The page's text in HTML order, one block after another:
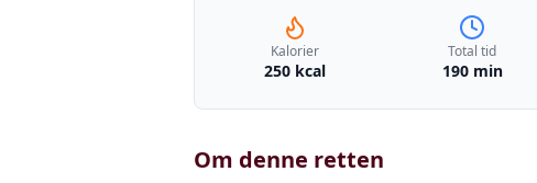
Kalorier
250 kcal
Total tid
190 min
Om denne retten